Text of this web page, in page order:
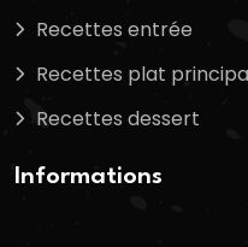
Recettes entrée
Recettes plat
Recettes dessert
Informations